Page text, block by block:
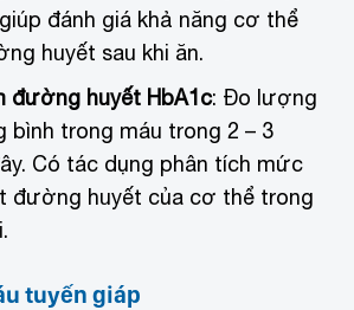
đánh giá khả năng cơ thể
huyết sau khi ăn.
đường huyết HbA1c: Đo lượng
bình trong máu trong 2 – 3
Có tác dụng phân tích mức
đường huyết của cơ thể trong
tuyến giáp